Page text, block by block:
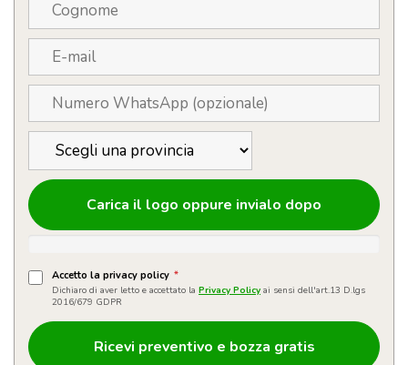
Carica il logo oppure invialo dopo
Accetto la privacy policy *
Dichiaro di aver letto e accettato la Privacy Policy ai sensi dell'art.13 D.lgs
2016/679 GDPR